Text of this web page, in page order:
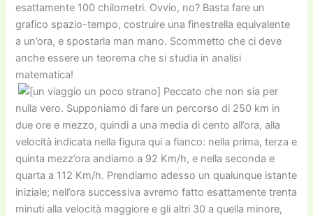
esattamente 100 chilometri. Ovvio, no? Basta fare un
grafico spazio-tempo, costruire una finestrella equivalente
a un’ora, e spostarla man mano. Scommetto che ci deve
anche essere un teorema che si studia in analisi
matematica!
Peccato che non sia per
nulla vero. Supponiamo di fare un percorso di 250 km in
due ore e mezzo, quindi a una media di cento all’ora, alla
velocità indicata nella figura qui a fianco: nella prima, terza e
quinta mezz’ora andiamo a 92 Km/h, e nella seconda e
quarta a 112 Km/h. Prendiamo adesso un qualunque istante
iniziale; nell’ora successiva avremo fatto esattamente trenta
minuti alla velocità maggiore e gli altri 30 a quella minore,